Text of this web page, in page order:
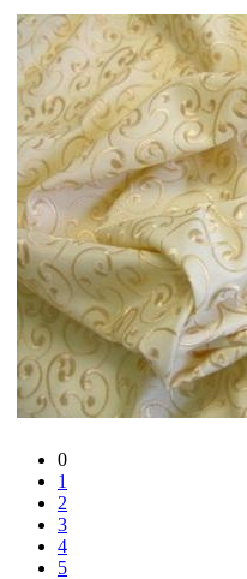
0
1
2
3
4
5